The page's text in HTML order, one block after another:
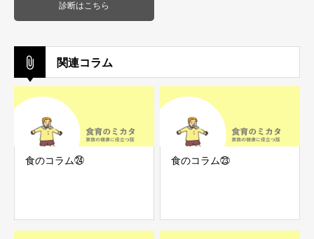
診断はこちら
関連コラム
食のコラム㉔ 食のコラム㉓